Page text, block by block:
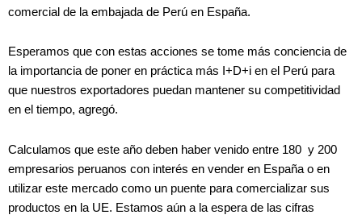
comercial de la embajada de Perú en España.
Esperamos que con estas acciones se tome más conciencia de
la importancia de poner en práctica más I+D+i en el Perú para
que nuestros exportadores puedan mantener su competitividad
en el tiempo, agregó.
Calculamos que este año deben haber venido entre 180 y 200
empresarios peruanos con interés en vender en España o en
utilizar este mercado como un puente para comercializar sus
productos en la UE. Estamos aún a la espera de las cifras